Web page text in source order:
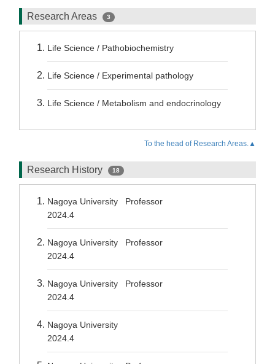
Research Areas 3
Life Science / Pathobiochemistry
Life Science / Experimental pathology
Life Science / Metabolism and endocrinology
To the head of Research Areas.▲
Research History 18
Nagoya University Professor
2024.4
Nagoya University Professor
2024.4
Nagoya University Professor
2024.4
Nagoya University
2024.4